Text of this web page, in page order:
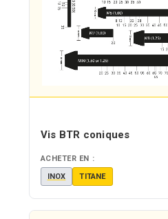
Vis BTR coniques
ACHETER EN :
INOX
TITANE